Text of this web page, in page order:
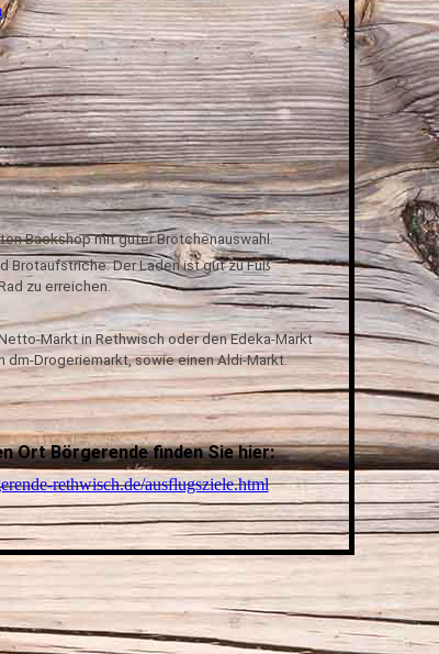
Backshop mitguter Brötchenauswahl.
Brotaufstriche. Der Laden ist gut zu Fuß
zu erreichen.
Markt in Rethwisch oder den Edeka-Markt
dm-Drogeriemarkt, sowie einen Aldi-Markt.
Ort Börgerende finden Sie hier:
rethwisch.de/ausflugsziele.html